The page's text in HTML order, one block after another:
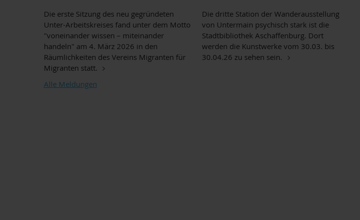
Die erste Sitzung des neu gegründeten
Unter-Arbeitskreises fand unter dem Motto
"voneinander wissen – miteinander
handeln" am 4. März 2026 in den
Räumlichkeiten des Vereins Migranten für
Migranten statt.
Die dritte Station der Wanderausstellung
von Untermain psychisch stark ist die
Stadtbibliothek Aschaffenburg. Dort
werden die Kunstwerke vom 30.03. bis
30.04.26 zu sehen sein.
Alle Meldungen